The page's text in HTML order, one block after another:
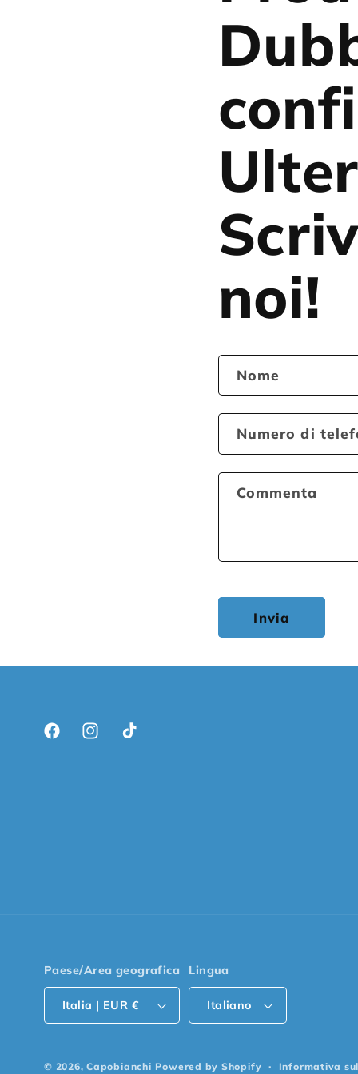
noi!
Nome
Numero di
Commenta
Invia
FacebookInstagramTikTok
Paese/Area geografica
Italia | EUR €
Lingua
Italiano
© 2026,Capobianchi Powered by Shopify Informativa